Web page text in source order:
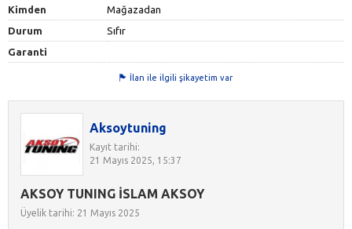
Kimden
Mağazadan
Durum
Sıfır
Garanti
İlan ile ilgili şikayetim var
Aksoytuning
Kayıt tarihi:
21 Mayıs 2025, 15:37
AKSOY TUNING İSLAM AKSOY
Üyelik tarihi: 21 Mayıs 2025